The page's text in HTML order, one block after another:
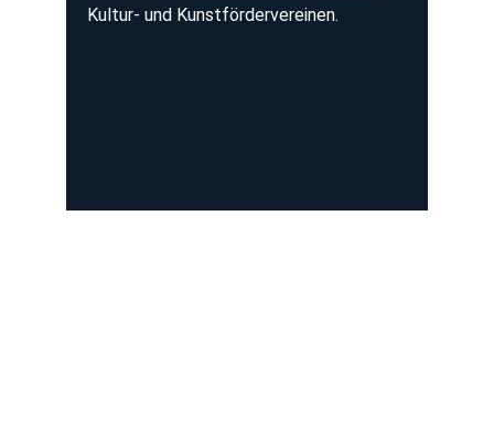
Kultur- und Kunstfördervereinen.